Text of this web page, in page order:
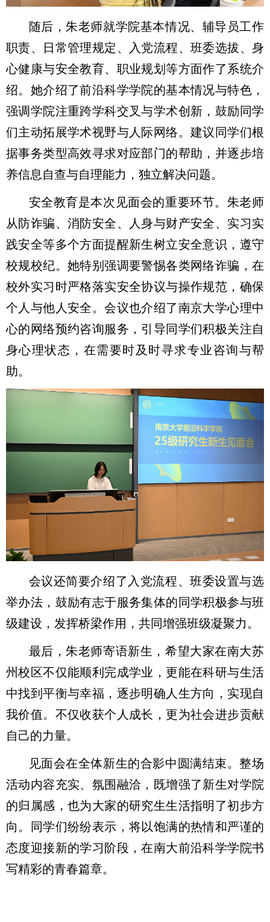
随后，朱老师就学院基本情况、辅导员工作
职责、日常管理规定、入党流程、班委选拔、身
心健康与安全教育、职业规划等方面作了系统介
绍。她介绍了前沿科学学院的基本情况与特色，
强调学院注重跨学科交叉与学术创新，鼓励同学
们主动拓展学术视野与人际网络。建议同学们根
据事务类型高效寻求对应部门的帮助，并逐步培
养信息自查与自理能力，独立解决问题。
安全教育是本次见面会的重要环节。朱老师
从防诈骗、消防安全、人身与财产安全、实习实
践安全等多个方面提醒新生树立安全意识，遵守
校规校纪。她特别强调要警惕各类网络诈骗，在
校外实习时严格落实安全协议与操作规范，确保
个人与他人安全。会议也介绍了南京大学心理中
心的网络预约咨询服务，引导同学们积极关注自
身心理状态，在需要时及时寻求专业咨询与帮
助。
会议还简要介绍了入党流程、班委设置与选
举办法，鼓励有志于服务集体的同学积极参与班
级建设，发挥桥梁作用，共同增强班级凝聚力。
最后，朱老师寄语新生，希望大家在南大苏
州校区不仅能顺利完成学业，更能在科研与生活
中找到平衡与幸福，逐步明确人生方向，实现自
我价值。不仅收获个人成长，更为社会进步贡献
自己的力量。
见面会在全体新生的合影中圆满结束。整场
活动内容充实、氛围融洽，既增强了新生对学院
的归属感，也为大家的研究生生活指明了初步方
向。同学们纷纷表示，将以饱满的热情和严谨的
态度迎接新的学习阶段，在南大前沿科学学院书
写精彩的青春篇章。